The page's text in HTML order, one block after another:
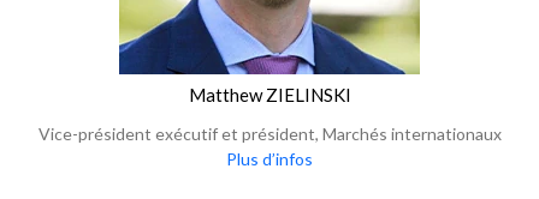
Matthew ZIELINSKI
Vice-président exécutif et président, Marchés internationaux
Plus d’infos